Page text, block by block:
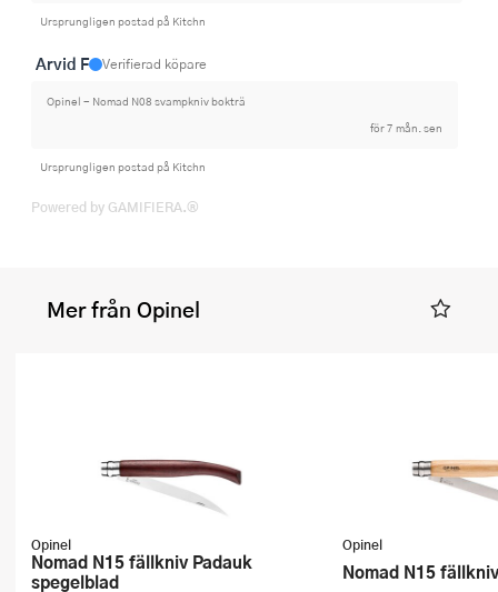
Ursprungligen postad på Kitchn
Arvid F Verifierad köpare
Opinel - Nomad N08 svampkniv bokträ
för 7 mån. sen
Ursprungligen postad på Kitchn
Powered by GAMIFIERA.®
Mer från Opinel
Opinel
Nomad N15 fällkniv Padauk
spegelblad
Opinel
Nomad N15